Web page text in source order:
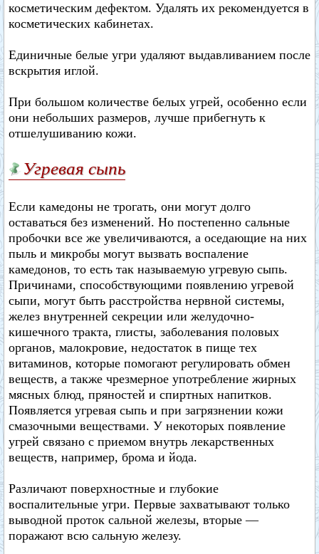
косметическим дефектом. Удалять их рекомендуется в
косметических кабинетах.
Единичные белые угри удаляют выдавливанием после
вскрытия иглой.
При большом количестве белых угрей, особенно если
они небольших размеров, лучше прибегнуть к
отшелушиванию кожи.
Угревая сыпь
Если камедоны не трогать, они могут долго
оставаться без изменений. Но постепенно сальные
пробочки все же увеличиваются, а оседающие на них
пыль и микробы могут вызвать воспаление
камедонов, то есть так называемую угревую сыпь.
Причинами, способствующими появлению угревой
сыпи, могут быть расстройства нервной системы,
желез внутренней секреции или желудочно-
кишечного тракта, глисты, заболевания половых
органов, малокровие, недостаток в пище тех
витаминов, которые помогают регулировать обмен
веществ, а также чрезмерное употребление жирных
мясных блюд, пряностей и спиртных напитков.
Появляется угревая сыпь и при загрязнении кожи
смазочными веществами. У некоторых появление
угрей связано с приемом внутрь лекарственных
веществ, например, брома и йода.
Различают поверхностные и глубокие
воспалительные угри. Первые захватывают только
выводной проток сальной железы, вторые —
поражают всю сальную железу.